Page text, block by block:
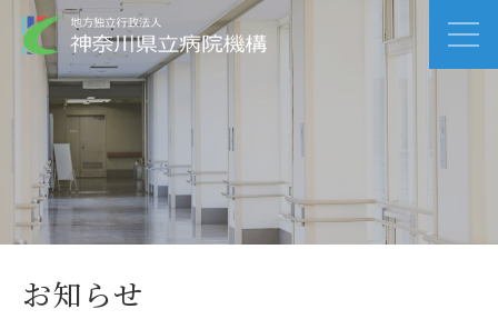
お知らせ